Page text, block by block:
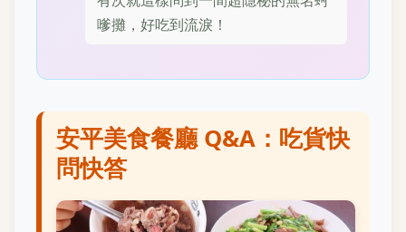
嗲攤，好吃到流淚！
安平美食餐廳 Q&A：吃貨快
問快答